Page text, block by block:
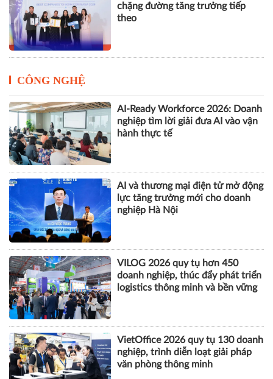
chặng đường tăng trưởng tiếp
theo
CÔNG NGHỆ
AI-Ready Workforce 2026: Doanh
nghiệp tìm lời giải đưa AI vào vận
hành thực tế
AI và thương mại điện tử mở động
lực tăng trưởng mới cho doanh
nghiệp Hà Nội
VILOG 2026 quy tụ hơn 450
doanh nghiệp, thúc đẩy phát triển
logistics thông minh và bền vững
VietOffice 2026 quy tụ 130 doanh
nghiệp, trình diễn loạt giải pháp
văn phòng thông minh